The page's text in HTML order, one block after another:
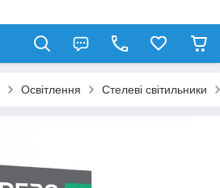
Освітлення Стелеві світильники